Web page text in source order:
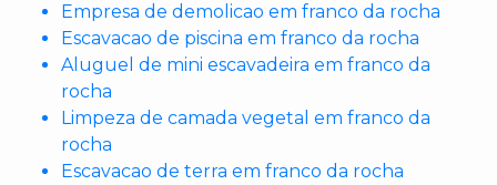
Empresa de demolicao em franco da rocha
Escavacao de piscina em franco da rocha
Aluguel de mini escavadeira em franco da
rocha
Limpeza de camada vegetal em franco da
rocha
Escavacao de terra em franco da rocha